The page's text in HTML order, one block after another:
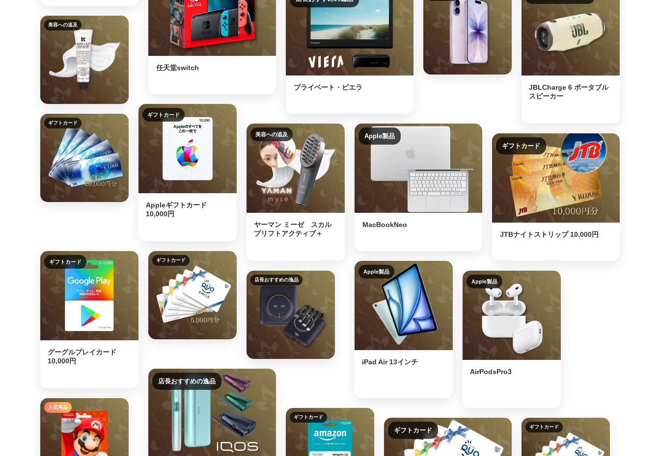
任天堂switch
プライベート・ビエラ
JBLCharge 6 ポータブル
スピーカー
美容への追及
ギフトカード
Appleギフトカード
10,000円
美容への追及
ヤーマン ミーゼ スカル
プリフトアクティブ＋
Apple製品
MacBookNeo
ギフトカード
ギフトカード
JTBナイトストリップ 10,000円
ギフトカード
グーグルプレイカード
10,000円
ギフトカード
Apple製品
iPad Air 13インチ
店長おすすめの逸品 Apple製品
AirPodsPro3
店長おすすめの逸品
人気商品
ギフトカード
ギフトカード ギフトカード